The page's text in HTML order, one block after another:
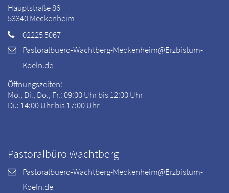
Hauptstraße 86
53340Meckenheim
02225 5067
Pastoralbuero-Wachtberg-Meckenheim@Erzbistum-
Koeln.de
Öffnungszeiten:
Mo., Di., Do., Fr.: 09:00 Uhr bis 12:00 Uhr
Di.: 14:00 Uhr bis 17:00 Uhr
Pastoralbüro Wachtberg
Pastoralbuero-Wachtberg-Meckenheim@Erzbistum-
Koeln.de